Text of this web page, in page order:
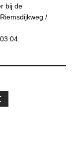
bij de
/